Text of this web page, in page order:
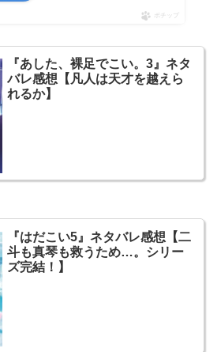
ポチップ
『あした、裸足でこい。3』ネタ
バレ感想【凡人は天才を越えら
れるか】
『はだこい5』ネタバレ感想【二
斗も真琴も救うため…。シリー
ズ完結！】